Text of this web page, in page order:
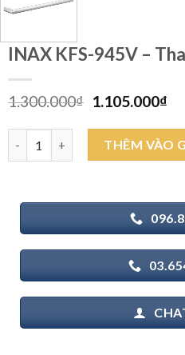
INAX KFS-945V –
1.300.000₫ Giá
là:
1.300.000₫.
1.105.000₫Giá
tại
là:
INAX KFS-945V - Thanh vắt
THÊM VÀO